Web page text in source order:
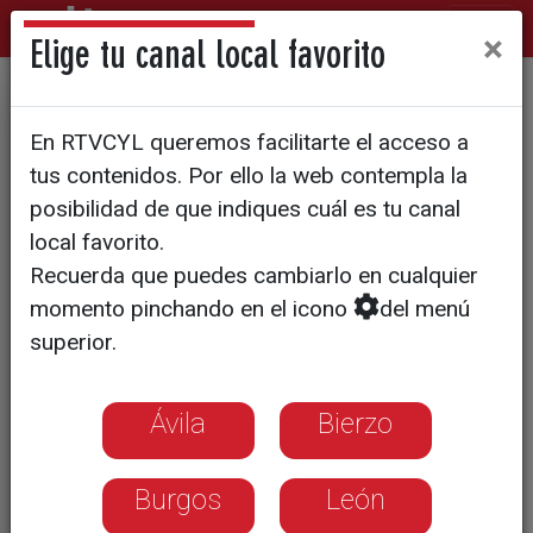
Regresa a Zamora Little
Opera el XI Festival
Internacional de Ópera de
Cámara
Elige tu canal local favorito ×
En RTVCYL queremos facilitarte el acceso a
tus contenidos. Por ello la web contempla la
posibilidad de que indiques cuál es tu canal
local favorito.
Recuerda que puedes cambiarlo en cualquier
momento pinchando en el icono
del menú
superior.
Ávila Bierzo
Burgos León